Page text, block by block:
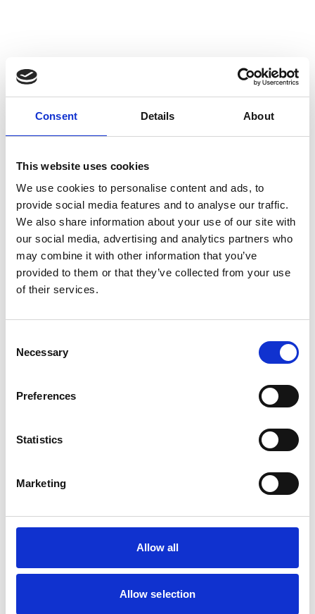
Consent Details About
This website uses cookies
We use cookies to personalise content and ads, to
provide social media features and to analyse our traffic.
We also share information about your use of our site with
our social media, advertising and analytics partners who
may combine it with other information that you’ve
provided to them or that they’ve collected from your use
of their services.
Selection
Necessary
Preferences
Statistics
Marketing
Allow all
Allow selection